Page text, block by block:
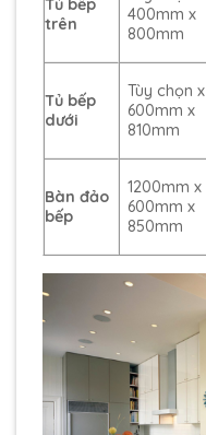
Tủ bếp
trên
400mm x
800mm
Tủ bếp
dưới
Tùy chọn x
600mm x
810mm
Bàn đảo
bếp
1200mm x
600mm x
850mm